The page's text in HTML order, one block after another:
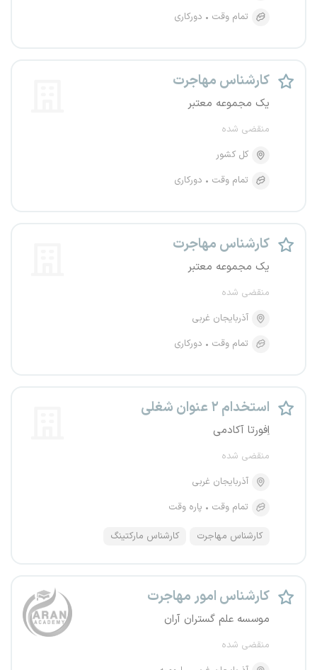
تمام وقت
دورکاری
کارشناس مهاجرت
یک مجموعه معتبر
منقضی شده
کل کشور
تمام وقت
دورکاری
کارشناس مهاجرت
یک مجموعه معتبر
منقضی شده
آذربایجان غربی
تمام وقت
دورکاری
استخدام ۲ عنوان شغلی
اِفورتا آکادمی
منقضی شده
آذربایجان غربی
تمام وقت
پاره وقت
کارشناس مهاجرت کارشناس مارکتینگ
کارشناس امور مهاجرت
موسسه علم گستران آران
منقضی شده